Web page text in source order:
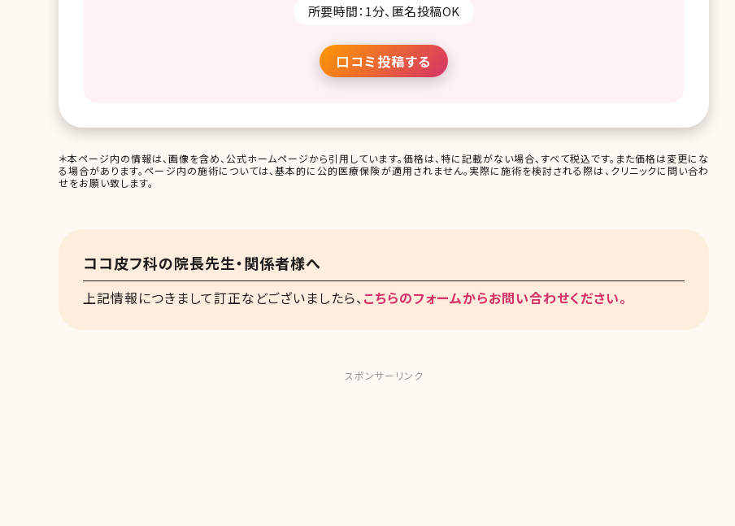
所要時間：1分、匿名投稿OK
口コミ投稿する
＊本ページ内の情報は、画像を含め、公式ホームページから引用しています。価格は、特に記載がない場合、すべて税込です。また価格は変更にな
る場合があります。ページ内の施術については、基本的に公的医療保険が適用されません。実際に施術を検討される際は、クリニックに問い合わ
せをお願い致します。
ココ皮フ科の院長先生・関係者様へ
上記情報につきまして訂正などございましたら、こちらのフォームからお問い合わせください。
スポンサーリンク